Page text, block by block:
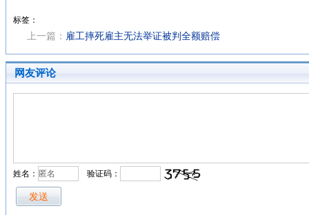
标签：
上一篇： 雇工摔死雇主无法举证被判全额赔偿
网友评论
姓名： 验证码：